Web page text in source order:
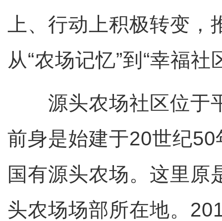
上、行动上积极转变
从“农场记忆”到“幸福社
源头农场社区位于
前身是始建于20世纪
国有源头农场。这里原
头农场场部所在地。